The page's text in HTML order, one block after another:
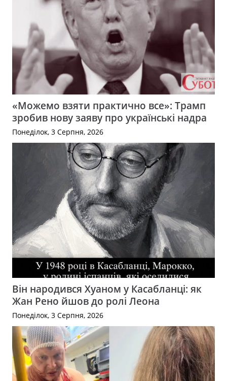
«Можемо взяти практично все»: Трамп
зробив нову заяву про українські надра
Понеділок, 3 Серпня, 2026
Він народився Хуаном у Касабланці: як
Жан Рено йшов до ролі Леона
Понеділок, 3 Серпня, 2026